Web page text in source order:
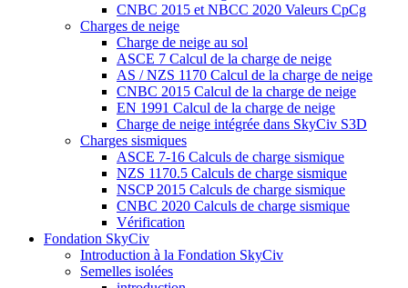
CNBC 2015 et NBCC 2020 Valeurs CpCg
Charges de neige
Charge de neige au sol
ASCE 7 Calcul de la charge de neige
AS / NZS 1170 Calcul de la charge de neige
CNBC 2015 Calcul de la charge de neige
EN 1991 Calcul de la charge de neige
Charge de neige intégrée dans SkyCiv S3D
Charges sismiques
ASCE 7-16 Calculs de charge sismique
NZS 1170.5 Calculs de charge sismique
NSCP 2015 Calculs de charge sismique
CNBC 2020 Calculs de charge sismique
Vérification
Fondation SkyCiv
Introduction à la Fondation SkyCiv
Semelles isolées